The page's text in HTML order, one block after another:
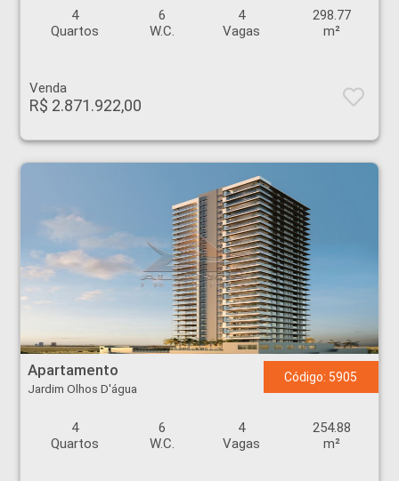
4
Quartos
6
W.C.
4
Vagas
298.77
m²
Venda
R$ 2.871.922,00
Apartamento - Jardim Olhos D'água - Ribeirão Preto
Apartamento
Jardim Olhos D'água
Código: 5905
4
Quartos
6
W.C.
4
Vagas
254.88
m²